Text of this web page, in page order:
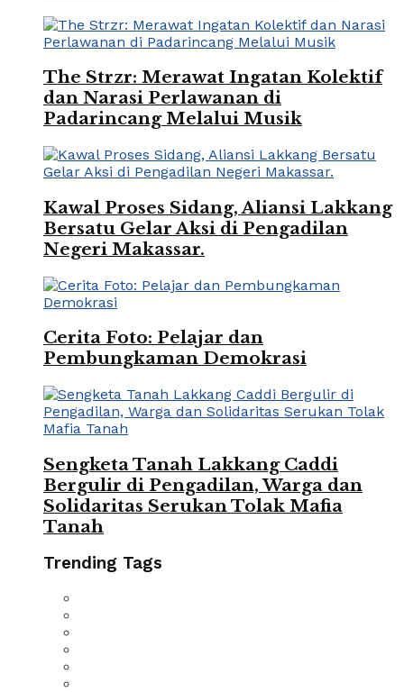
The Strzr: Merawat Ingatan Kolektif
dan Narasi Perlawanan di
Padarincang Melalui Musik
Kawal Proses Sidang, Aliansi Lakkang
Bersatu Gelar Aksi di Pengadilan
Negeri Makassar.
Cerita Foto: Pelajar dan
Pembungkaman Demokrasi
Sengketa Tanah Lakkang Caddi
Bergulir di Pengadilan, Warga dan
Solidaritas Serukan Tolak Mafia
Tanah
Trending Tags